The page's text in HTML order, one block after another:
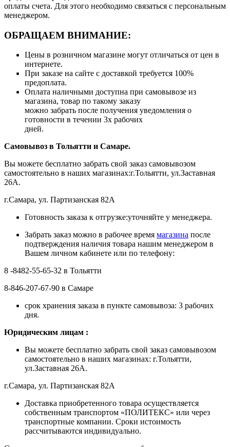
оплаты счета. Для этого необходимо связаться с персональным
менеджером.
ОБРАЩАЕМ ВНИМАНИЕ:
Цены в розничном магазине могут отличаться от цен в
интернете.
При заказе на сайте с доставкой требуется 100%
предоплата.
Оплата наличными доступна при самовывозе из
магазина, товар по такому заказу
можно забрать после получения уведомления о
готовности в течении 3х рабочих
дней.
Самовывоз в Тольятти и Самаре.
Вы можете бесплатно забрать свой заказ самовывозом
самостоятельно в наших магазинах:г.Тольятти, ул.Заставная
26А.
г.Самара, ул. Партизанская 82А
Готовность заказа к отгрузке:уточняйте у менеджера.
Забрать заказ можно в рабочее время магазина после
подтверждения наличия товара нашим менеджером в
Вашем личном кабинете или по телефону:
8 -8482-55-65-32 в Тольятти
8-846-207-67-90 в Самаре
срок хранения заказа в пункте самовывоза: 3 рабочих
дня.
Юридическим лицам :
Вы можете бесплатно забрать свой заказ самовывозом
самостоятельно в наших магазинах: г.Тольятти,
ул.Заставная 26А.
г.Самара, ул. Партизанская 82А
Доставка приобретенного товара осуществляется
собственным транспортом «ПОЛИТЕКС» или через
транспортные компании. Сроки истоимость
рассчитываются индивидуально.